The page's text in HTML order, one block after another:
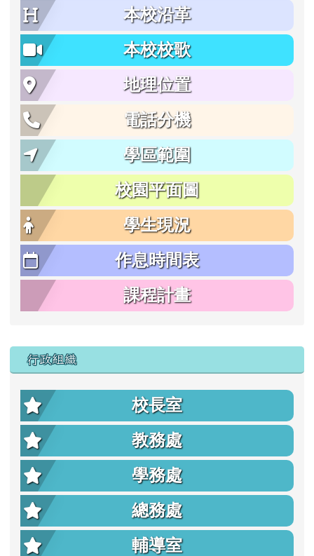
本校沿革
本校校歌
地理位置
電話分機
學區範圍
校園平面圖
學生現況
作息時間表
課程計畫
行政組織
校長室
教務處
學務處
總務處
輔導室